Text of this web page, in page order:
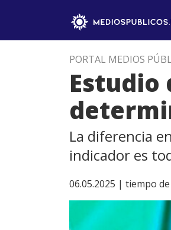
PORTAL MEDIOS
Estudio
La diferencia
indicador es
06.05.2025 | tiempo